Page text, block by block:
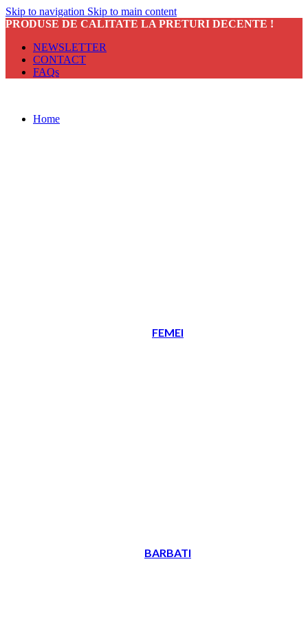
Skip to navigation Skip to main content
PRODUSE DE CALITATE LA PRETURI DECENTE !
NEWSLETTER
CONTACT
FAQs
Home
FEMEI
BARBATI